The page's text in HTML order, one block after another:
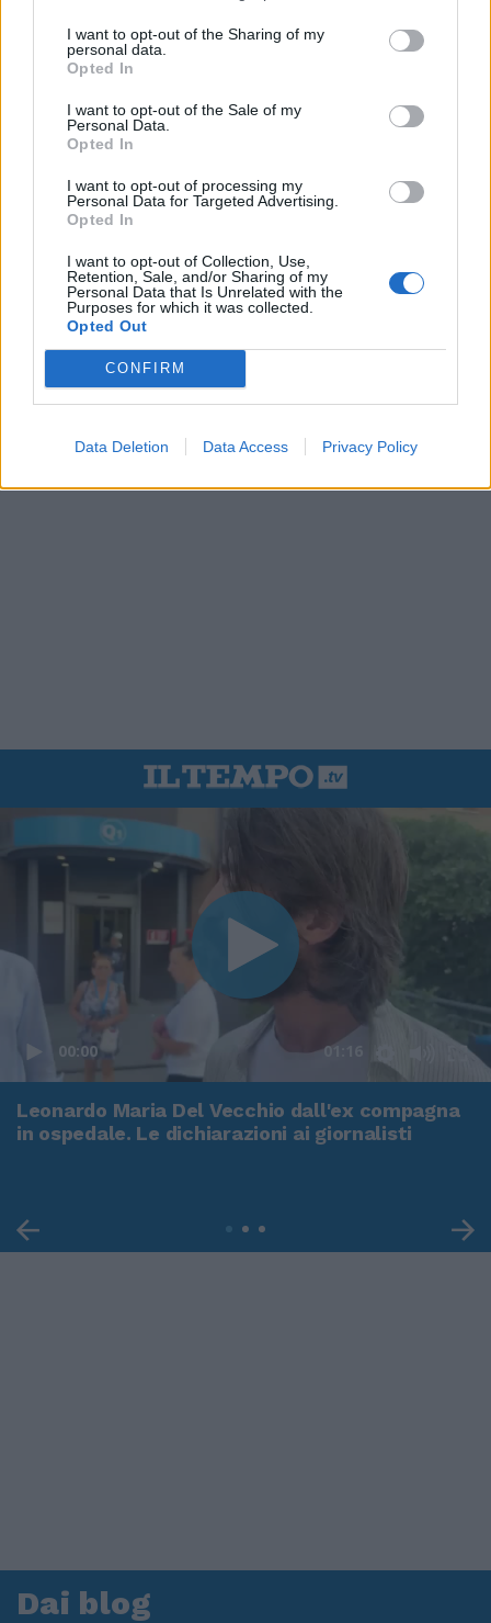
I want to opt-out of the Sharing of my
personal data.
Opted In
I want to opt-out of the Sale of my
Personal Data.
Opted In
I want to opt-out of processing my
Personal Data for Targeted Advertising.
Opted In
I want to opt-out of Collection, Use,
Retention, Sale, and/or Sharing of my
Personal Data that Is Unrelated with the
Purposes for which it was collected.
Opted Out
CONFIRM
Data Deletion Data Access Privacy Policy
00:00 01:16
Leonardo Maria Del Vecchio dall'ex compagna
in ospedale. Le dichiarazioni ai giornalisti
Dai blog